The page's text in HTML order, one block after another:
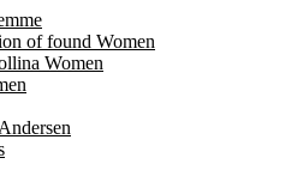
of found Women
Women